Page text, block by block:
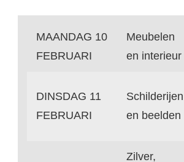
MAANDAG 10
FEBRUARI
Meubelen
en interieur
DINSDAG 11
FEBRUARI
Schilderijen
en beelden
Zilver,